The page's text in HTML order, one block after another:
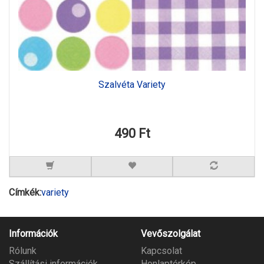
Szalvéta Variety
490 Ft
Címkék:variety
Információk
Rólunk
Vevőszolgálat
Kapcsolat